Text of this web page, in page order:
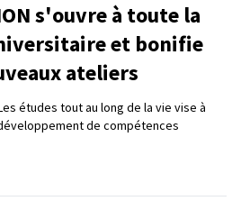
s'ouvre à toute la
et bonifie
ateliers
études tout au long de la vie vise à
de compétences